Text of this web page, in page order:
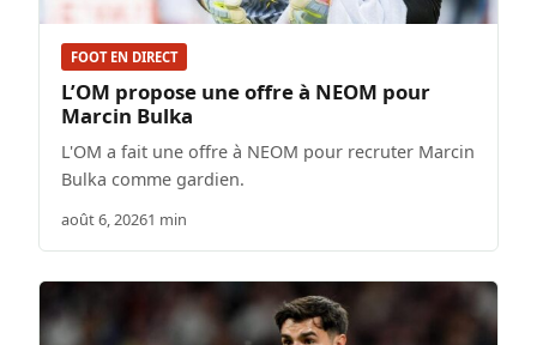
FOOT EN DIRECT
L’OM propose une offre à NEOM pour
Marcin Bulka
L'OM a fait une offre à NEOM pour recruter Marcin
Bulka comme gardien.
août 6, 20261 min